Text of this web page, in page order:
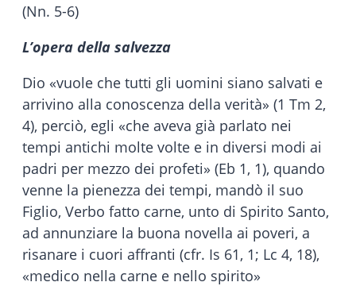
(Nn. 5-6)
L’opera della salvezza
Dio «vuole che tutti gli uomini siano salvati e
arrivino alla conoscenza della verità» (1 Tm 2,
4), perciò, egli «che aveva già parlato nei
tempi antichi molte volte e in diversi modi ai
padri per mezzo dei profeti» (Eb 1, 1), quando
venne la pienezza dei tempi, mandò il suo
Figlio, Verbo fatto carne, unto di Spirito Santo,
ad annunziare la buona novella ai poveri, a
risanare i cuori affranti (cfr. Is 61, 1; Lc 4, 18),
«medico nella carne e nello spirito»